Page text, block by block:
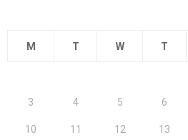
M T W T
3 4 5 6
10 11 12 13